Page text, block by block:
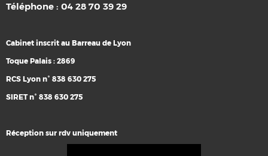
Téléphone : 04 28 70 39 29
Cabinet inscrit au Barreau de Lyon
Toque Palais : 2869
RCS Lyon n° 838 630 275
SIRET n° 838 630 275
Réception sur rdv uniquement